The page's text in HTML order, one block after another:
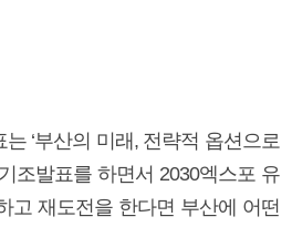
‘부산의 미래, 전략적 옵션으로
조발표를 하면서 2030엑스포 유
고 재도전을 한다면 부산에 어떤